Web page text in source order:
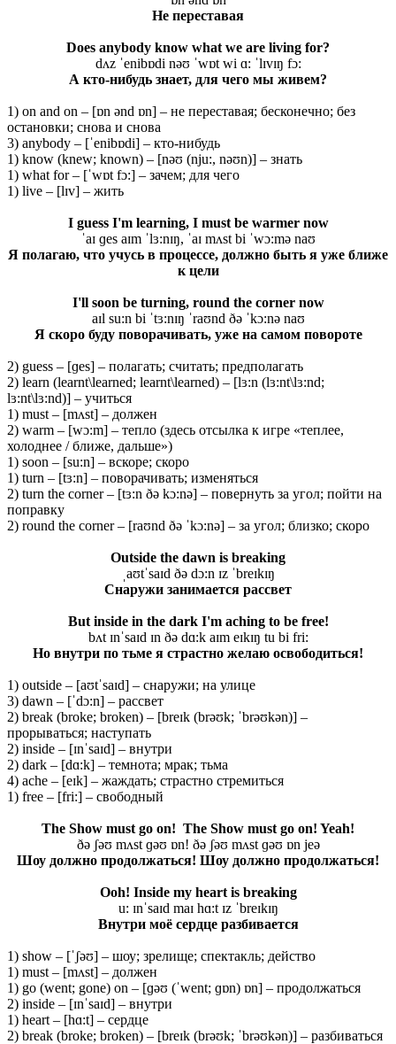
Не переставая
Does anybody know what we are living for?
dʌz ˈenibɒdi nəʊ ˈwɒt wi ɑ: ˈlɪvɪŋ fɔ:
А кто-нибудь знает, для чего мы живем?
1) on and on – [ɒn ənd ɒn] – не переставая; бесконечно; без
остановки; снова и снова
3) anybody – [ˈenibɒdi] – кто-нибудь
1) know (knew; known) – [nəʊ (nju:, nəʊn)] – знать
1) what for – [ˈwɒt fɔ:] – зачем; для чего
1) live – [lɪv] – жить
I guess I'm learning, I must be warmer now
ˈaɪ ɡes aɪm ˈlɜ:nɪŋ, ˈaɪ mʌst bi ˈwɔ:mə naʊ
Я полагаю, что учусь в процессе, должно быть я уже ближе
к цели
I'll soon be turning, round the corner now
aɪl su:n bi ˈtɜ:nɪŋ ˈraʊnd ðə ˈkɔ:nə naʊ
Я скоро буду поворачивать, уже на самом повороте
2) guess – [ɡes] – полагать; считать; предполагать
2) learn (learnt\learned; learnt\learned) – [lɜ:n (lɜ:nt\lɜ:nd;
lɜ:nt\lɜ:nd)] – учиться
1) must – [mʌst] – должен
2) warm – [wɔ:m] – тепло (здесь отсылка к игре «теплее,
холоднее / ближе, дальше»)
1) soon – [su:n] – вскоре; скоро
1) turn – [tɜ:n] – поворачивать; изменяться
2) turn the corner – [tɜ:n ðə kɔ:nə] – повернуть за угол; пойти на
поправку
2) round the corner – [raʊnd ðə ˈkɔ:nə] – за угол; близко; скоро
Outside the dawn is breaking
ˌaʊtˈsaɪd ðə dɔ:n ɪz ˈbreɪkɪŋ
Снаружи занимается рассвет
But inside in the dark I'm aching to be free!
bʌt ɪnˈsaɪd ɪn ðə dɑ:k aɪm eɪkɪŋ tu bi fri:
Но внутри по тьме я страстно желаю освободиться!
1) outside – [aʊtˈsaɪd] – снаружи; на улице
3) dawn – [ˈdɔ:n] – рассвет
2) break (broke; broken) – [breɪk (brəʊk; ˈbrəʊkən)] –
прорываться; наступать
2) inside – [ɪnˈsaɪd] – внутри
2) dark – [dɑ:k] – темнота; мрак; тьма
4) ache – [eɪk] – жаждать; страстно стремиться
1) free – [fri:] – свободный
The Show must go on! The Show must go on! Yeah!
ðə ʃəʊ mʌst ɡəʊ ɒn! ðə ʃəʊ mʌst ɡəʊ ɒn jeə
Шоу должно продолжаться! Шоу должно продолжаться!
Ooh! Inside my heart is breaking
u: ɪnˈsaɪd maɪ hɑ:t ɪz ˈbreɪkɪŋ
Внутри моё сердце разбивается
1) show – [ˈʃəʊ] – шоу; зрелище; спектакль; действо
1) must – [mʌst] – должен
1) go (went; gone) on – [ɡəʊ (ˈwent; ɡɒn) ɒn] – продолжаться
2) inside – [ɪnˈsaɪd] – внутри
1) heart – [hɑ:t] – сердце
2) break (broke; broken) – [breɪk (brəʊk; ˈbrəʊkən)] – разбиваться